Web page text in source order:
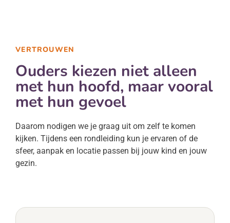
VERTROUWEN
Ouders kiezen niet alleen
met hun hoofd, maar vooral
met hun gevoel
Daarom nodigen we je graag uit om zelf te komen
kijken. Tijdens een rondleiding kun je ervaren of de
sfeer, aanpak en locatie passen bij jouw kind en jouw
gezin.